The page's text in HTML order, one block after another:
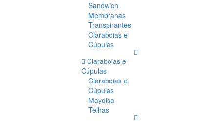
Sandwich
Membranas
Transpirantes
Claraboias e
Cúpulas
Claraboias e
Cúpulas
Claraboias e
Cúpulas
Maydisa
Telhas